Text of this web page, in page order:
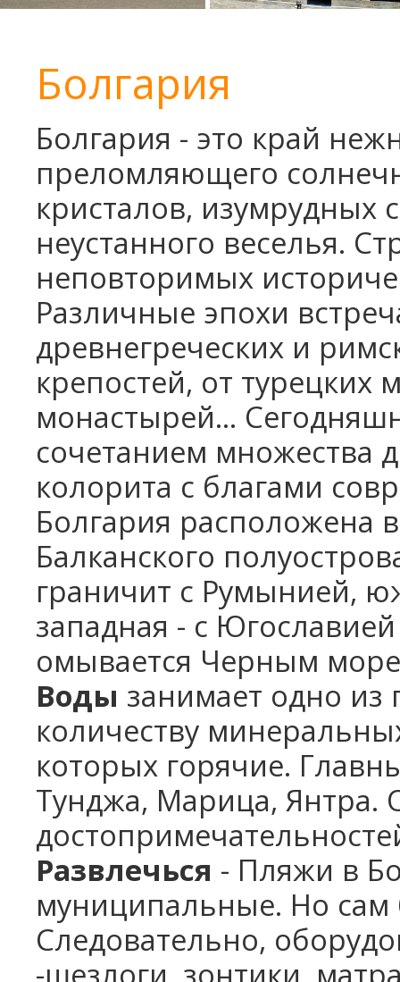
Болгария
Болгария - это край
преломляющего
кристалов, изумрудных
неустанного веселья.
неповторимых
Различные эпохи
древнегреческих и
крепостей, от турецких
монастырей…
сочетанием множества
колорита с благами
Болгария расположена
Балканского
граничит с Румынией,
западная - с
омывается Черным
Воды занимает одно
количеству
которых горячие.
Тунджа, Марица, Янтра.
Развлечься - Пляжи в
муниципальные. Но сам
Следовательно,